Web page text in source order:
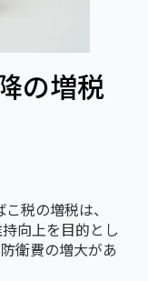
の増税
税の増税は、
向上を目的とし
衛費の増大があ